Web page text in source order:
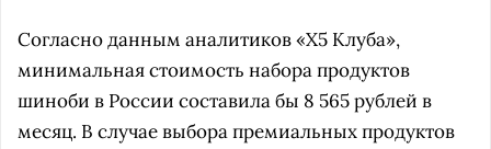
Согласно данным аналитиков «Х5 Клуба»,
минимальная стоимость набора продуктов
шиноби в России составила бы 8 565 рублей в
месяц. В случае выбора премиальных продуктов